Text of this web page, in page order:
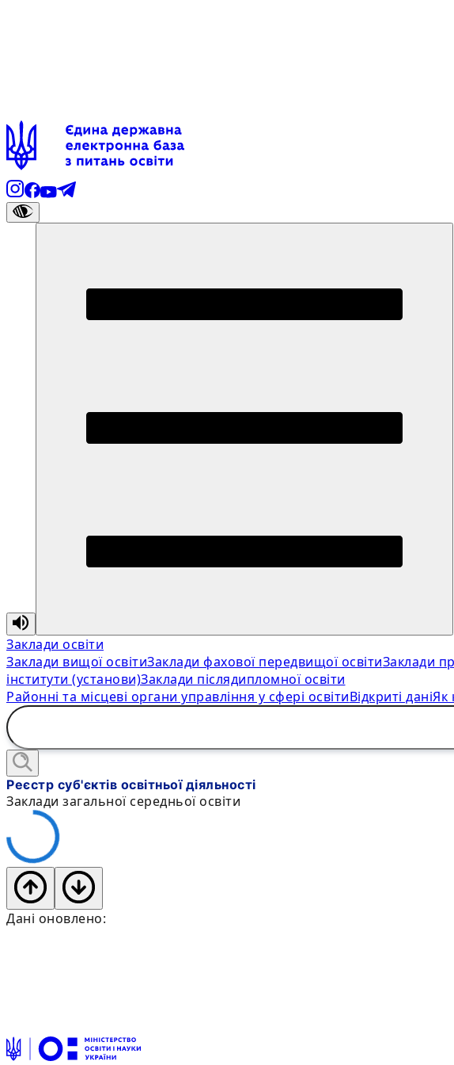
Заклади освіти
Заклади вищої освітиЗаклади фахової передвищої освітиЗаклади
інститути (установи)Заклади післядипломної освіти
Районні та місцеві органи управління у сфері освітиВідкриті даніЯк
Реєстр суб'єктів освітньої діяльності
Заклади загальної середньої освіти
Дані оновлено: